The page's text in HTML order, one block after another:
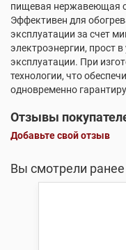
пищевая нержавеющая
Эффективен для
эксплуатации за счет
электроэнергии, прост
эксплуатации. При
технологии, что
одновременно
Отзывы
Добавьте свой отзыв
Вы смотрели ранее